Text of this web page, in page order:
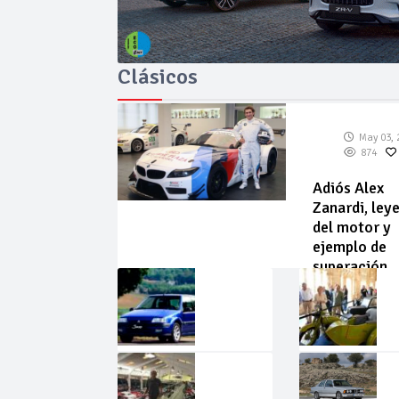
Clásicos
May 03,
874
Adiós Alex
Zanardi,
del motor y
ejemplo de
superación
May
Abr